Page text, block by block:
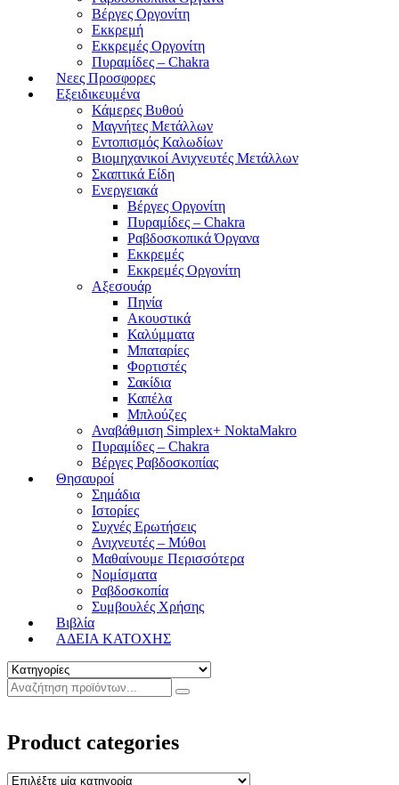
Βέργες Οργονίτη
Εκκρεμή
Εκκρεμές Οργονίτη
Πυραμίδες – Chakra
Νεες Προσφορες
Εξειδικευμένα
Κάμερες Βυθού
Μαγνήτες Μετάλλων
Εντοπισμός Καλωδίων
Βιομηχανικοί Ανιχνευτές Μετάλλων
Σκαπτικά Είδη
Ενεργειακά
Βέργες Οργονίτη
Πυραμίδες – Chakra
Ραβδοσκοπικά Όργανα
Εκκρεμές
Εκκρεμές Οργονίτη
Αξεσουάρ
Πηνία
Ακουστικά
Καλύμματα
Μπαταρίες
Φορτιστές
Σακίδια
Καπέλα
Μπλούζες
Αναβάθμιση Simplex+ NoktaMakro
Πυραμίδες – Chakra
Βέργες Ραβδοσκοπίας
Θησαυροί
Σημάδια
Ιστορίες
Συχνές Ερωτήσεις
Ανιχνευτές – Μύθοι
Μαθαίνουμε Περισσότερα
Νομίσματα
Ραβδοσκοπία
Συμβουλές Χρήσης
Βιβλία
ΑΔΕΙΑ ΚΑΤΟΧΗΣ
Product categories